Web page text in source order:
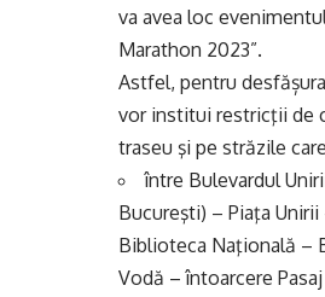
va avea loc
Marathon 2023”.
Astfel, pentru
vor institui restricţii de
traseu şi pe străzile
între Bulevardul
Bucureşti) – Piaţa
Biblioteca Naţională –
Vodă – întoarcere